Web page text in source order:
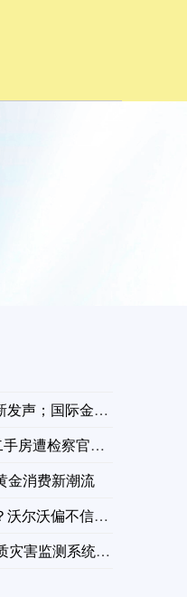
价银价同创历史新
官邻居林雪清近
金消费新潮流
邪，去年卖了近1
系统升级的关键